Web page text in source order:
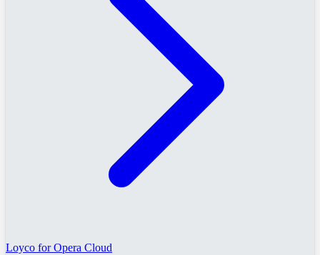
Loyco for Opera Cloud